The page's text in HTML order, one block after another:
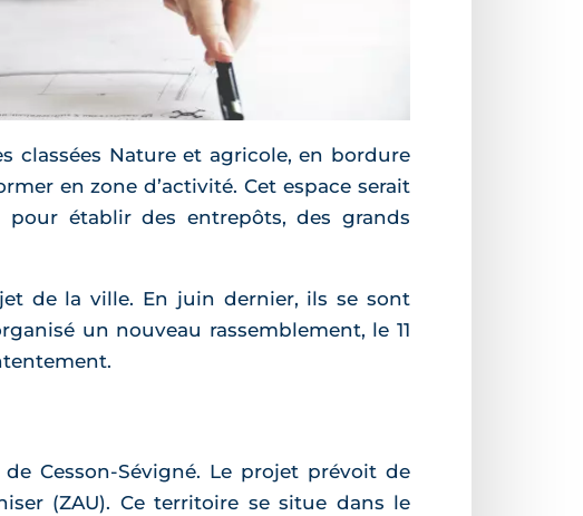
classées Nature et agricole, en bordure
en zone d’activité. Cet espace serait
établir des entrepôts, des grands
de la ville. En juin dernier, ils se sont
un nouveau rassemblement, le 11
Cesson-Sévigné. Le projet prévoit de
(ZAU). Ce territoire se situe dans le